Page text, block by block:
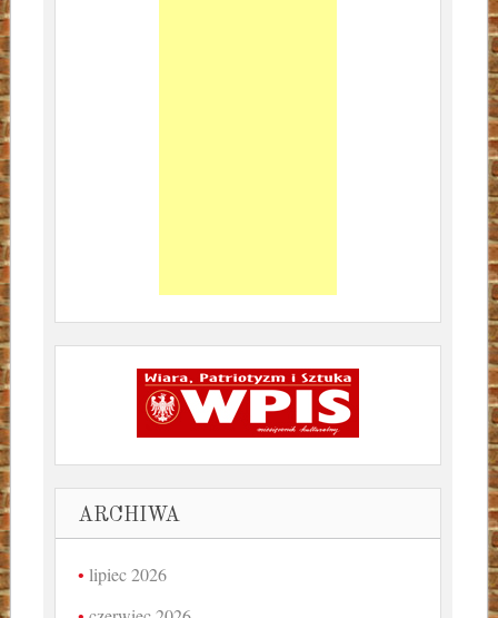
ARCHIWA
lipiec 2026